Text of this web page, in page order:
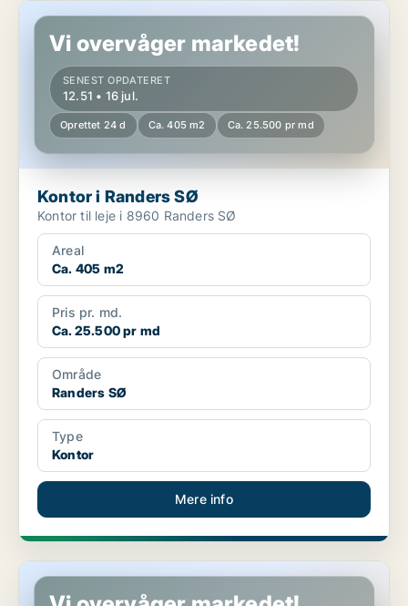
Kontor i Randers SØ
Vi overvåger markedet!
SENEST OPDATERET
12.51 • 16 jul.
Oprettet 24 d Ca. 405 m2 Ca. 25.500 pr md
Kontor i Randers SØ
Kontor til leje i 8960 Randers SØ
Areal
Ca. 405 m2
Pris pr. md.
Ca. 25.500 pr md
Område
Randers SØ
Type
Kontor
Mere info
Kontor i Randers SØ